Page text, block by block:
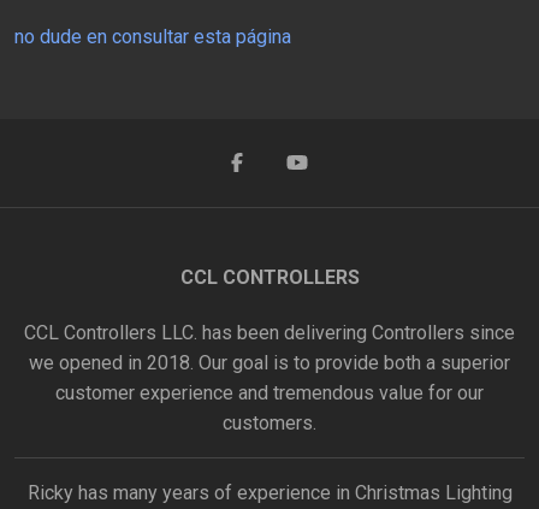
no dude en consultar esta página
CCL CONTROLLERS
CCL Controllers LLC. has been delivering Controllers since
we opened in 2018. Our goal is to provide both a superior
customer experience and tremendous value for our
customers.
Ricky has many years of experience in Christmas Lighting